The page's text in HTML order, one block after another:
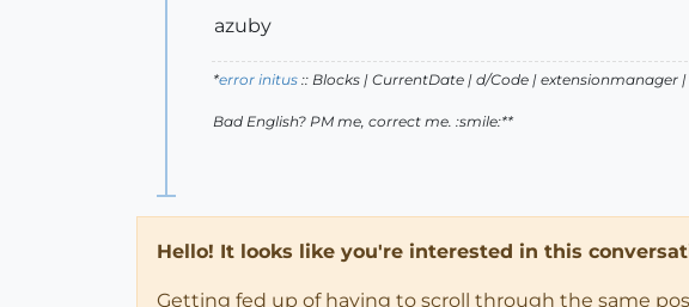
azuby
*error initus :: Blocks | CurrentDate | d/Code | extensionmanager
Bad English? PM me, correct me. :smile:**
Hello! It looks like you're interested in this
Getting fed up of having to scroll through the same